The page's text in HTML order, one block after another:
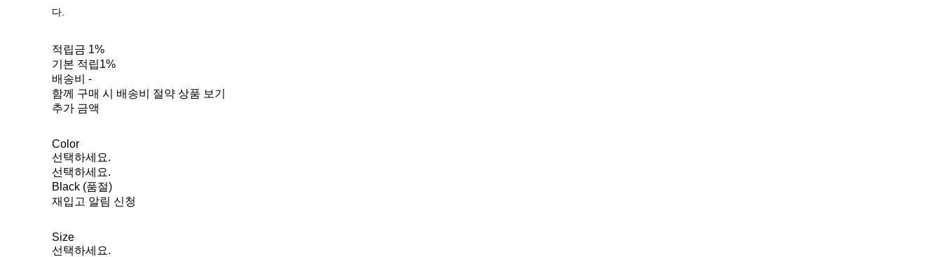
다.
적립금 1%
기본 적립1%
배송비-
함께 구매 시 배송비 절약 상품 보기
추가 금액
Color
선택하세요.
선택하세요.
Black (품절)
재입고 알림 신청
Size
선택하세요.